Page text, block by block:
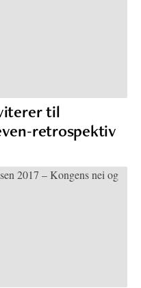
til
retrospektiv